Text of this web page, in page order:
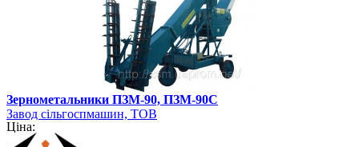
Зернометальники ПЗМ-90, ПЗМ-90С
Завод сільгоспмашин, ТОВ
Ціна: